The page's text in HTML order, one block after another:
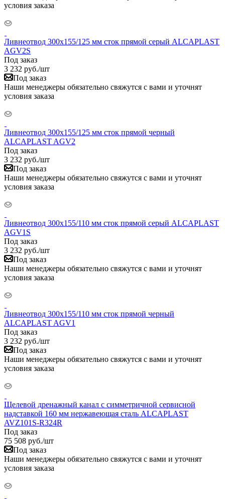
условия заказа
Ливнеотвод 300х155/125 мм сток прямой серый ALCAPLAST
AGV2S
Под заказ
3 232 руб./шт
Под заказ
Наши менеджеры обязательно свяжутся с вами и уточнят
условия заказа
Ливнеотвод 300х155/125 мм сток прямой черный
ALCAPLAST AGV2
Под заказ
3 232 руб./шт
Под заказ
Наши менеджеры обязательно свяжутся с вами и уточнят
условия заказа
Ливнеотвод 300х155/110 мм сток прямой серый ALCAPLAST
AGV1S
Под заказ
3 232 руб./шт
Под заказ
Наши менеджеры обязательно свяжутся с вами и уточнят
условия заказа
Ливнеотвод 300х155/110 мм сток прямой черный
ALCAPLAST AGV1
Под заказ
3 232 руб./шт
Под заказ
Наши менеджеры обязательно свяжутся с вами и уточнят
условия заказа
Щелевой дренажный канал с симметричной сервисной
надставкой 160 мм нержавеющая сталь ALCAPLAST
AVZ101S-R324R
Под заказ
75 508 руб./шт
Под заказ
Наши менеджеры обязательно свяжутся с вами и уточнят
условия заказа